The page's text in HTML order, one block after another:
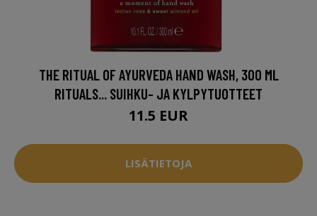
THE RITUAL OF AYURVEDA HAND WASH, 300 ML
RITUALS... SUIHKU- JA KYLPYTUOTTEET
11.5 EUR
LISÄTIETOJA